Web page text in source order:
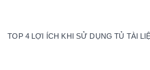
TOP 4 LỢI ÍCH KHI SỬ DỤNG TỦ TÀI